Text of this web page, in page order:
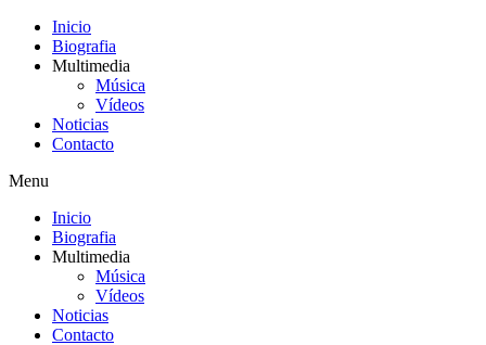
Inicio
Biografia
Multimedia
Música
Vídeos
Noticias
Contacto
Menu
Inicio
Biografia
Multimedia
Música
Vídeos
Noticias
Contacto